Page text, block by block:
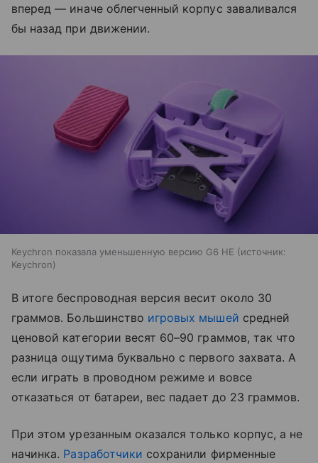
вперед — иначе облегченный корпус заваливался
бы назад при движении.
Keychron показала уменьшенную версию G6 HE
источник:
Keychron
В итоге беспроводная версия весит около 30
граммов. Большинство игровых мышей средней
ценовой категории весят 60–90 граммов, так что
разница ощутима буквально с первого захвата. А
если играть в проводном режиме и вовсе
отказаться от батареи, вес падает до 23 граммов.
При этом урезанным оказался только корпус, а не
начинка. Разработчики сохранили фирменные